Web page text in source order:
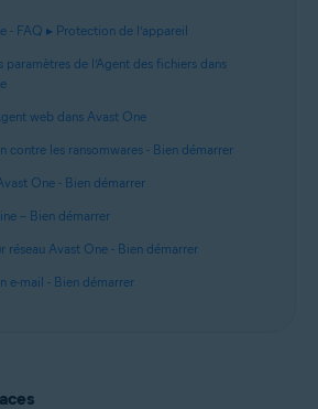
- FAQ ▸ Protection de l’appareil
paramètres de l’Agent des fichiers dans
web dans Avast One
contre les ransomwares - Bien démarrer
One - Bien démarrer
– Bien démarrer
réseau Avast One - Bien démarrer
e-mail - Bien démarrer